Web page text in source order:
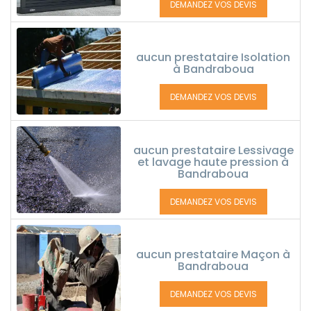
DEMANDEZ VOS DEVIS
aucun prestataire Isolation
à Bandraboua
DEMANDEZ VOS DEVIS
aucun prestataire Lessivage
et lavage haute pression à
Bandraboua
DEMANDEZ VOS DEVIS
aucun prestataire Maçon à
Bandraboua
DEMANDEZ VOS DEVIS